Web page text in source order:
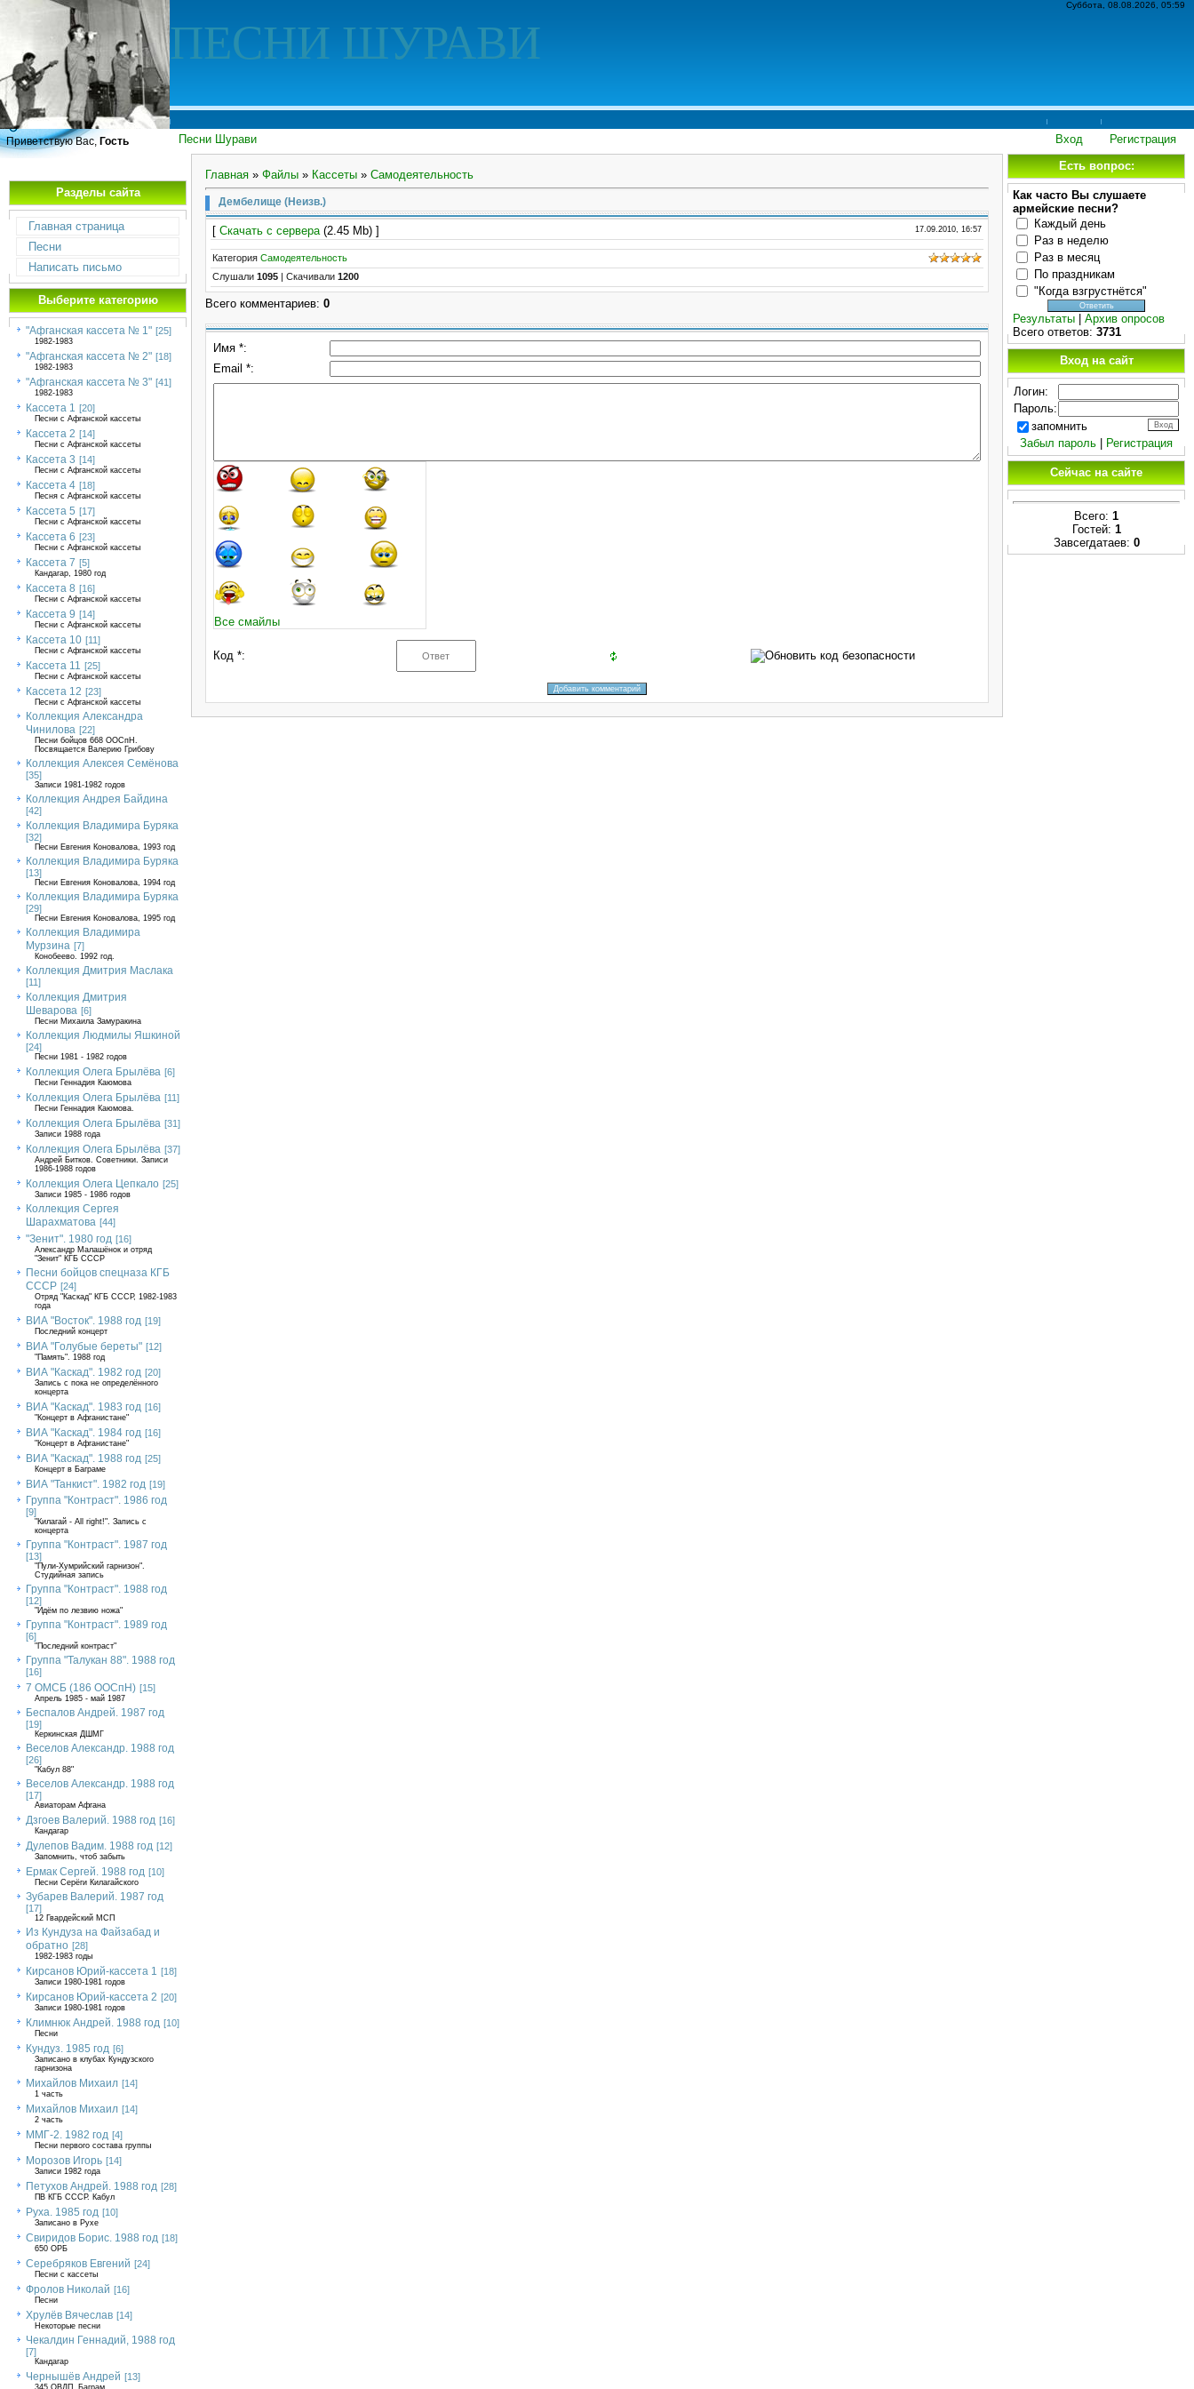
Суббота, 08.08.2026, 05:59
ПЕСНИ ШУРАВИ
Песни Шурави Регистрация
Вход
Приветствую Вас, Гость
Разделы сайта
Главная страница
Песни
Написать письмо
Выберите категорию
"Афганская кассета № 1" [25]
1982-1983
"Афганская кассета № 2" [18]
1982-1983
"Афганская кассета № 3" [41]
1982-1983
Кассета 1 [20]
Песни с Афганской кассеты
Кассета 2 [14]
Песни с Афганской кассеты
Кассета 3 [14]
Песни с Афганской кассеты
Кассета 4 [18]
Песня с Афганской кассеты
Кассета 5 [17]
Песни с Афганской кассеты
Кассета 6 [23]
Песни с Афганской кассеты
Кассета 7 [5]
Кандагар, 1980 год
Кассета 8 [16]
Песни с Афганской кассеты
Кассета 9 [14]
Песни с Афганской кассеты
Кассета 10 [11]
Песни с Афганской кассеты
Кассета 11 [25]
Песни с Афганской кассеты
Кассета 12 [23]
Песни с Афганской кассеты
Коллекция Александра
Чинилова [22]
Песни бойцов 668 ООСпН.
Посвящается Валерию Грибову
Коллекция Алексея Семёнова
[35]
Записи 1981-1982 годов
Коллекция Андрея Байдина
[42]
Коллекция Владимира Буряка
[32]
Песни Евгения Коновалова, 1993 год
Коллекция Владимира Буряка
[13]
Песни Евгения Коновалова, 1994 год
Коллекция Владимира Буряка
[29]
Песни Евгения Коновалова, 1995 год
Коллекция Владимира
Мурзина [7]
Конобеево. 1992 год.
Коллекция Дмитрия Маслака
[11]
Коллекция Дмитрия
Шеварова [6]
Песни Михаила Замуракина
Коллекция Людмилы Яшкиной
[24]
Песни 1981 - 1982 годов
Коллекция Олега Брылёва [6]
Песни Геннадия Каюмова
Коллекция Олега Брылёва [11]
Песни Геннадия Каюмова.
Коллекция Олега Брылёва [31]
Записи 1988 года
Коллекция Олега Брылёва [37]
Андрей Битков. Советники. Записи
1986-1988 годов
Коллекция Олега Цепкало [25]
Записи 1985 - 1986 годов
Коллекция Сергея
Шарахматова [44]
"Зенит". 1980 год [16]
Александр Малашёнок и отряд
"Зенит" КГБ СССР
Песни бойцов спецназа КГБ
СССР [24]
Отряд "Каскад" КГБ СССР, 1982-1983
года
ВИА "Восток". 1988 год [19]
Последний концерт
ВИА "Голубые береты" [12]
"Память". 1988 год
ВИА "Каскад". 1982 год [20]
Запись с пока не определённого
концерта
ВИА "Каскад". 1983 год [16]
"Концерт в Афганистане"
ВИА "Каскад". 1984 год [16]
"Концерт в Афганистане"
ВИА "Каскад". 1988 год [25]
Концерт в Баграме
ВИА "Танкист". 1982 год [19]
Группа "Контраст". 1986 год
[9]
"Килагай - All right!". Запись с
концерта
Группа "Контраст". 1987 год
[13]
"Пули-Хумрийский гарнизон".
Студийная запись
Группа "Контраст". 1988 год
[12]
"Идём по лезвию ножа"
Группа "Контраст". 1989 год
[6]
"Последний контраст"
Группа "Талукан 88". 1988 год
[16]
7 ОМСБ (186 ООСпН) [15]
Апрель 1985 - май 1987
Беспалов Андрей. 1987 год
[19]
Керкинская ДШМГ
Веселов Александр. 1988 год
[26]
"Кабул 88"
Веселов Александр. 1988 год
[17]
Авиаторам Афгана
Дзгоев Валерий. 1988 год [16]
Кандагар
Дулепов Вадим. 1988 год [12]
Запомнить, чтоб забыть
Ермак Сергей. 1988 год [10]
Песни Серёги Килагайского
Зубарев Валерий. 1987 год
[17]
12 Гвардейский МСП
Из Кундуза на Файзабад и
обратно [28]
1982-1983 годы
Кирсанов Юрий-кассета 1 [18]
Записи 1980-1981 годов
Кирсанов Юрий-кассета 2 [20]
Записи 1980-1981 годов
Климнюк Андрей. 1988 год [10]
Песни
Кундуз. 1985 год [6]
Записано в клубах Кундузского
гарнизона
Михайлов Михаил [14]
1 часть
Михайлов Михаил [14]
2 часть
ММГ-2. 1982 год [4]
Песни первого состава группы
Морозов Игорь [14]
Записи 1982 года
Петухов Андрей. 1988 год [28]
ПВ КГБ СССР. Кабул
Руха. 1985 год [10]
Записано в Рухе
Свиридов Борис. 1988 год [18]
650 ОРБ
Серебряков Евгений [24]
Песни с кассеты
Фролов Николай [16]
Песни
Хрулёв Вячеслав [14]
Некоторые песни
Чекалдин Геннадий, 1988 год
[7]
Кандагар
Чернышёв Андрей [13]
345 ОВДП, Баграм
Главная » Файлы » Кассеты » Самодеятельность
Дембелище (Неизв.)
[ Скачать с сервера(2.45 Mb) ] 17.09.2010, 16:57
Категория Самодеятельность
Слушали 1095 Скачивали 1200
Всего комментариев: 0
Имя *:
Email *:
Все смайлы
Код *:
Есть вопрос:
Как часто Вы слушаете
армейские песни?
Каждый день
Раз в неделю
Раз в месяц
По праздникам
"Когда взгрустнётся"
Результаты
Архив опросов
Всего ответов: 3731
Вход на сайт
Логин:
Пароль:
запомнить
Забыл пароль
Регистрация
Сейчас на сайте
Всего: 1
Гостей: 1
Завсегдатаев: 0